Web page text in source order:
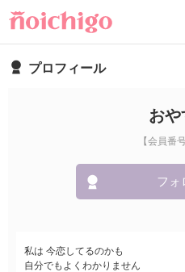
プロフィール
おや
【会員番
フォ
私は 今恋してるのかも
自分でもよくわかりません